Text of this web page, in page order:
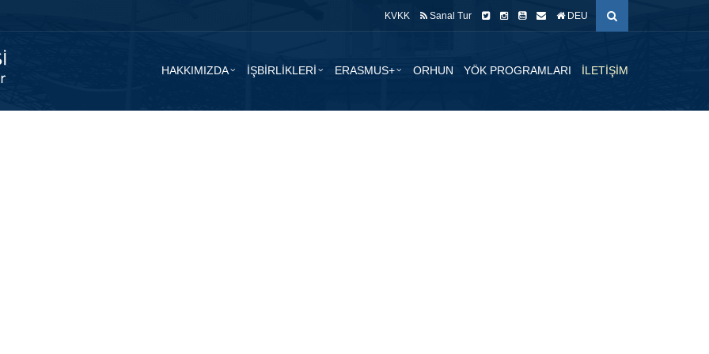
KVKK Sanal Tur DEU
HAKKIMIZDA İŞBİRLİKLERİ ERASMUS+ ORHUN YÖK PROGRAMLARI İLETİŞİM